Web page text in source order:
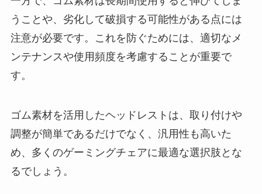
うことや、劣化して破損する可能性がある点には
注意が必要です。これを防ぐためには、適切なメ
ンテナンスや使用頻度を考慮することが重要で
す。
ゴム素材を活用したヘッドレストは、取り付けや
調整が簡単であるだけでなく、汎用性も高いた
め、多くのゲーミングチェアに最適な選択肢とな
るでしょう。